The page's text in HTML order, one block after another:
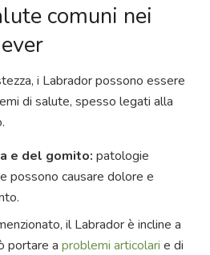
comuni nei
i Labrador possono essere
di salute, spesso legati alla
e del gomito: patologie
possono causare dolore e
il Labrador è incline a
portare aproblemi articolarie di